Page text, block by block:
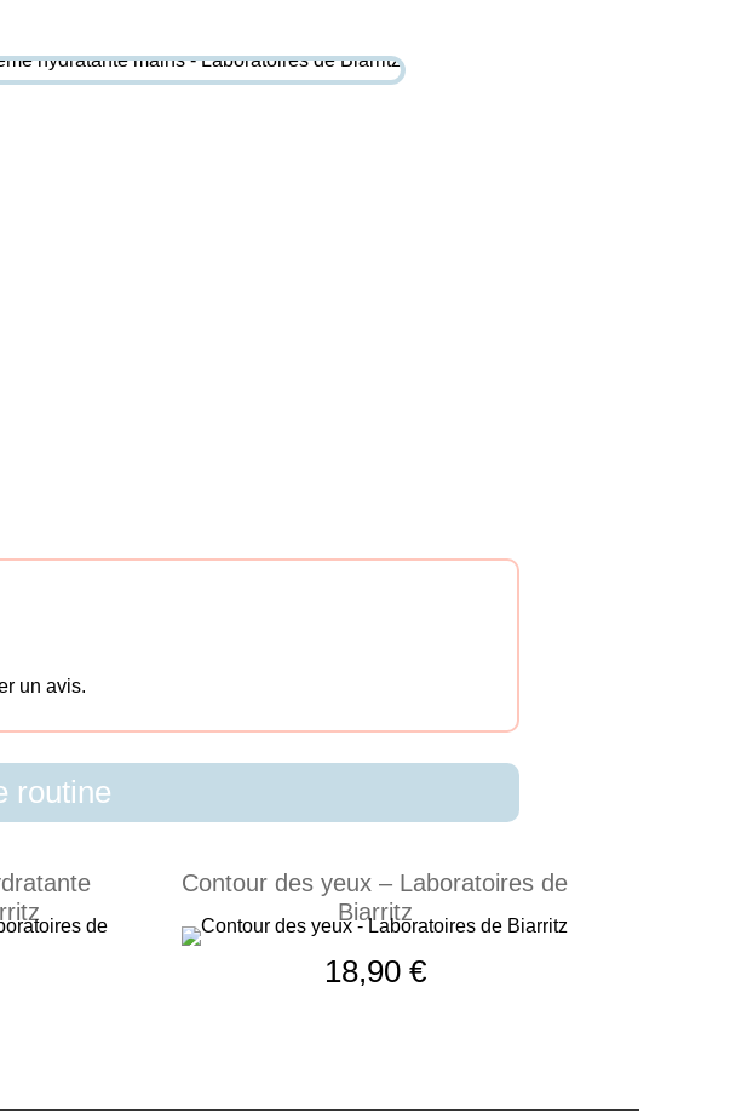
un avis.
routine
Contour des yeux – Laboratoires de
Biarritz
18,90 €